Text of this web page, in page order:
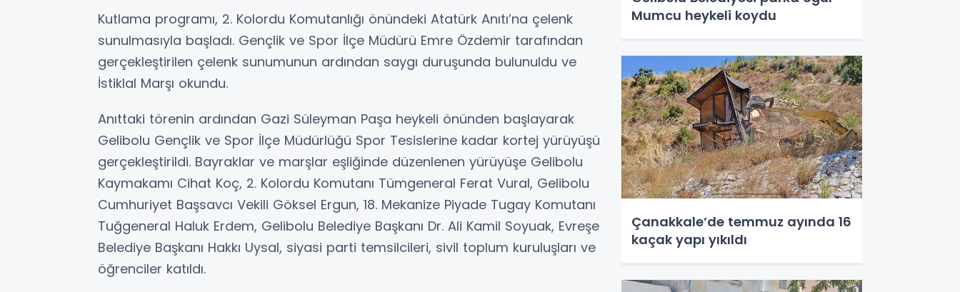
Kutlama programı, 2. Kolordu Komutanlığı önündeki Atatürk Anıtı’na çelenk
sunulmasıyla başladı. Gençlik ve Spor İlçe Müdürü Emre Özdemir tarafından
gerçekleştirilen çelenk sunumunun ardından saygı duruşunda bulunuldu ve
İstiklal Marşı okundu.
Anıttaki törenin ardından Gazi Süleyman Paşa heykeli önünden başlayarak
Gelibolu Gençlik ve Spor İlçe Müdürlüğü Spor Tesislerine kadar kortej yürüyüşü
gerçekleştirildi. Bayraklar ve marşlar eşliğinde düzenlenen yürüyüşe Gelibolu
Kaymakamı Cihat Koç, 2. Kolordu Komutanı Tümgeneral Ferat Vural, Gelibolu
Cumhuriyet Başsavcı Vekili Göksel Ergun, 18. Mekanize Piyade Tugay Komutanı
Tuğgeneral Haluk Erdem, Gelibolu Belediye Başkanı Dr. Ali Kamil Soyuak, Evreşe
Belediye Başkanı Hakkı Uysal, siyasi parti temsilcileri, sivil toplum kuruluşları ve
öğrenciler katıldı.
Mumcu heykeli koydu
Çanakkale’de temmuz ayında 16
kaçak yapı yıkıldı